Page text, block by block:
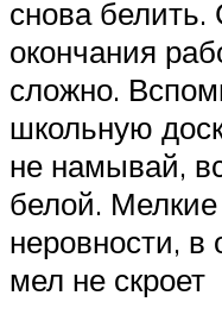
снова
окончания
сложно.
школьную
не намывай,
белой.
неровности, в
мел не скроет